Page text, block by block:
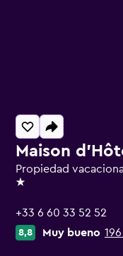
Maison
Propiedad
1 estrella
+33 6 60 33 52 52
8,8 Muy bueno